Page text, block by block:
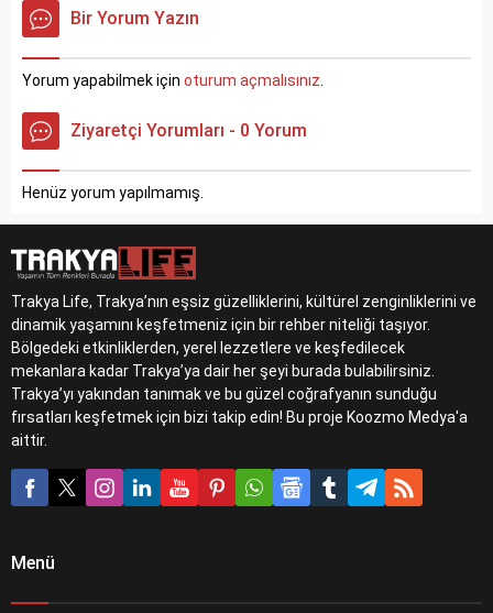
Begüm Topçu Turay ve
Cantuğ Turay’ın başrollerini
24 Mart’ta Edirne Halk
Eğitim Merkezi’nde
sahnelenecek. Dans, müzik
ve kahkaha dolu bir akşam
gecede Türk müziğinin en
Bir Yorum Yazın
Yorum yapabilmek için oturum açmalısınız.
Ziyaretçi Yorumları - 0 Yorum
Henüz yorum yapılmamış.
Trakya Life, Trakya’nın eşsiz güzelliklerini, kültürel zenginliklerini ve
dinamik yaşamını keşfetmeniz için bir rehber niteliği taşıyor.
Bölgedeki etkinliklerden, yerel lezzetlere ve keşfedilecek
mekanlara kadar Trakya’ya dair her şeyi burada bulabilirsiniz.
Trakya’yı yakından tanımak ve bu güzel coğrafyanın sunduğu
fırsatları keşfetmek için bizi takip edin! Bu proje Koozmo Medya'a
aittir.
Menü